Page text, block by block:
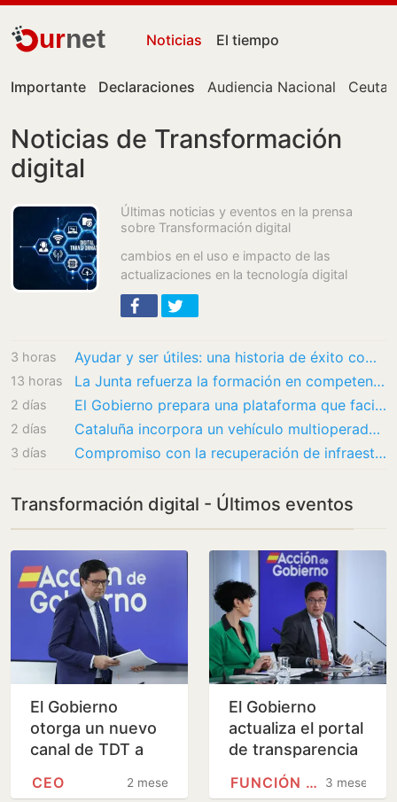
urnet Noticias El tiempo
Importante Declaraciones Audiencia Nacional Ceuta
Noticias de Transformación
digital
Últimas noticias y eventos en la prensa
sobre Transformación digital
cambios en el uso e impacto de las
actualizaciones en la tecnología digital
3 horas Ayudar y ser útiles: una historia de éxito compartido
13 horas La Junta refuerza la formación en competencias digitales para los más jóvenes
2 días El Gobierno prepara una plataforma que facilitará el despliegue de fibra en España
2 días Cataluña incorpora un vehículo multioperador que garantiza cobertura provisional durante…
3 días Compromiso con la recuperación de infraestructuras viarias y las telecomunicaciones…
Transformación digital - Últimos eventos
El Gobierno
otorga un nuevo
canal de TDT a
afines conocidos
2 meses
CEO
El Gobierno
actualiza el portal
de transparencia
para mejorar la
accesibilidad de
3 meses
FUNCIÓN PÚBLICA